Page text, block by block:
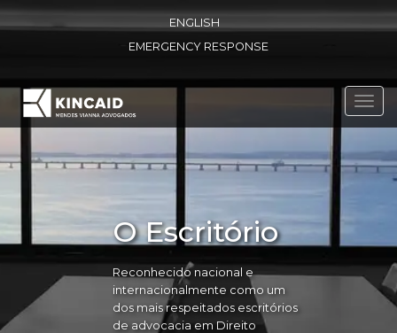
ENGLISH
EMERGENCY RESPONSE
O Escritório
Reconhecido nacional e
internacionalmente como um
dos mais respeitados escritórios
de advocacia em Direito